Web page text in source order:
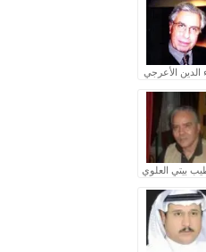
الدين الأعرجي
بيتي العلوي